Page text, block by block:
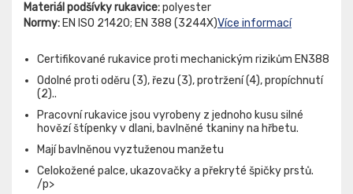
Materiál podšívky rukavice:polyester
Normy: EN ISO 21420; EN 388 (3244X)Více informací
Certifikované rukavice proti mechanickým rizikům EN388
Odolné proti oděru (3), řezu (3), protržení (4), propíchnutí
(2)..
Pracovní rukavice jsou vyrobeny z jednoho kusu silné
hovězí štípenky v dlani, bavlněné tkaniny na hřbetu.
Mají bavlněnou vyztuženou manžetu
Celokožené palce, ukazovačky a překryté špičky prstů.
/p>